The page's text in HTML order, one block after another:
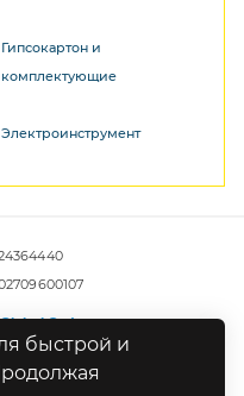
Гипсокартон и
комплектующие
Электроинструмент
Global Code
быстрой и